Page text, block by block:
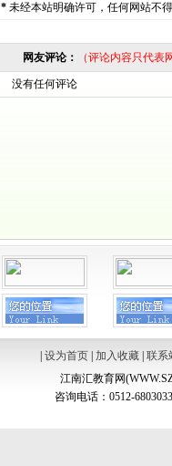
* 未经本站明确许可，任何网站不
网友评论： （评论内容只代
没有任何评论
设为首页| 加入收藏| 联系
江南汇教育网
咨询电话：0512-